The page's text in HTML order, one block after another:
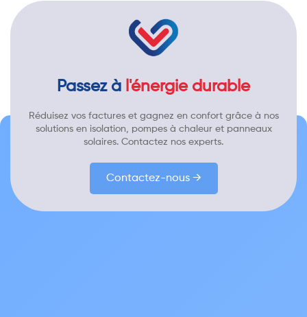
Passez à l'énergie durable
Réduisez vos factures et gagnez en confort grâce à nos
solutions en isolation, pompes à chaleur et panneaux
solaires. Contactez nos experts.
Contactez-nous →